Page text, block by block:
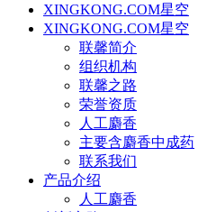
XINGKONG.COM星空
XINGKONG.COM星空
联馨简介
组织机构
联馨之路
荣誉资质
人工麝香
主要含麝香中成药
联系我们
产品介绍
人工麝香